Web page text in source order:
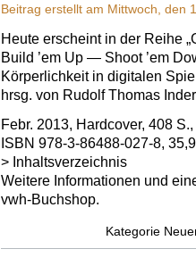
Beitrag erstellt am Mittwoch, den
Heute erscheint in der Reihe
Build ’em Up — Shoot ’em
Körperlichkeit in digitalen
hrsg. von Rudolf Thomas
Febr. 2013, Hardcover, 408
ISBN 978-3-86488-027-8,
> Inhaltsverzeichnis
Weitere Informationen und
vwh-Buchshop.
Kategorie